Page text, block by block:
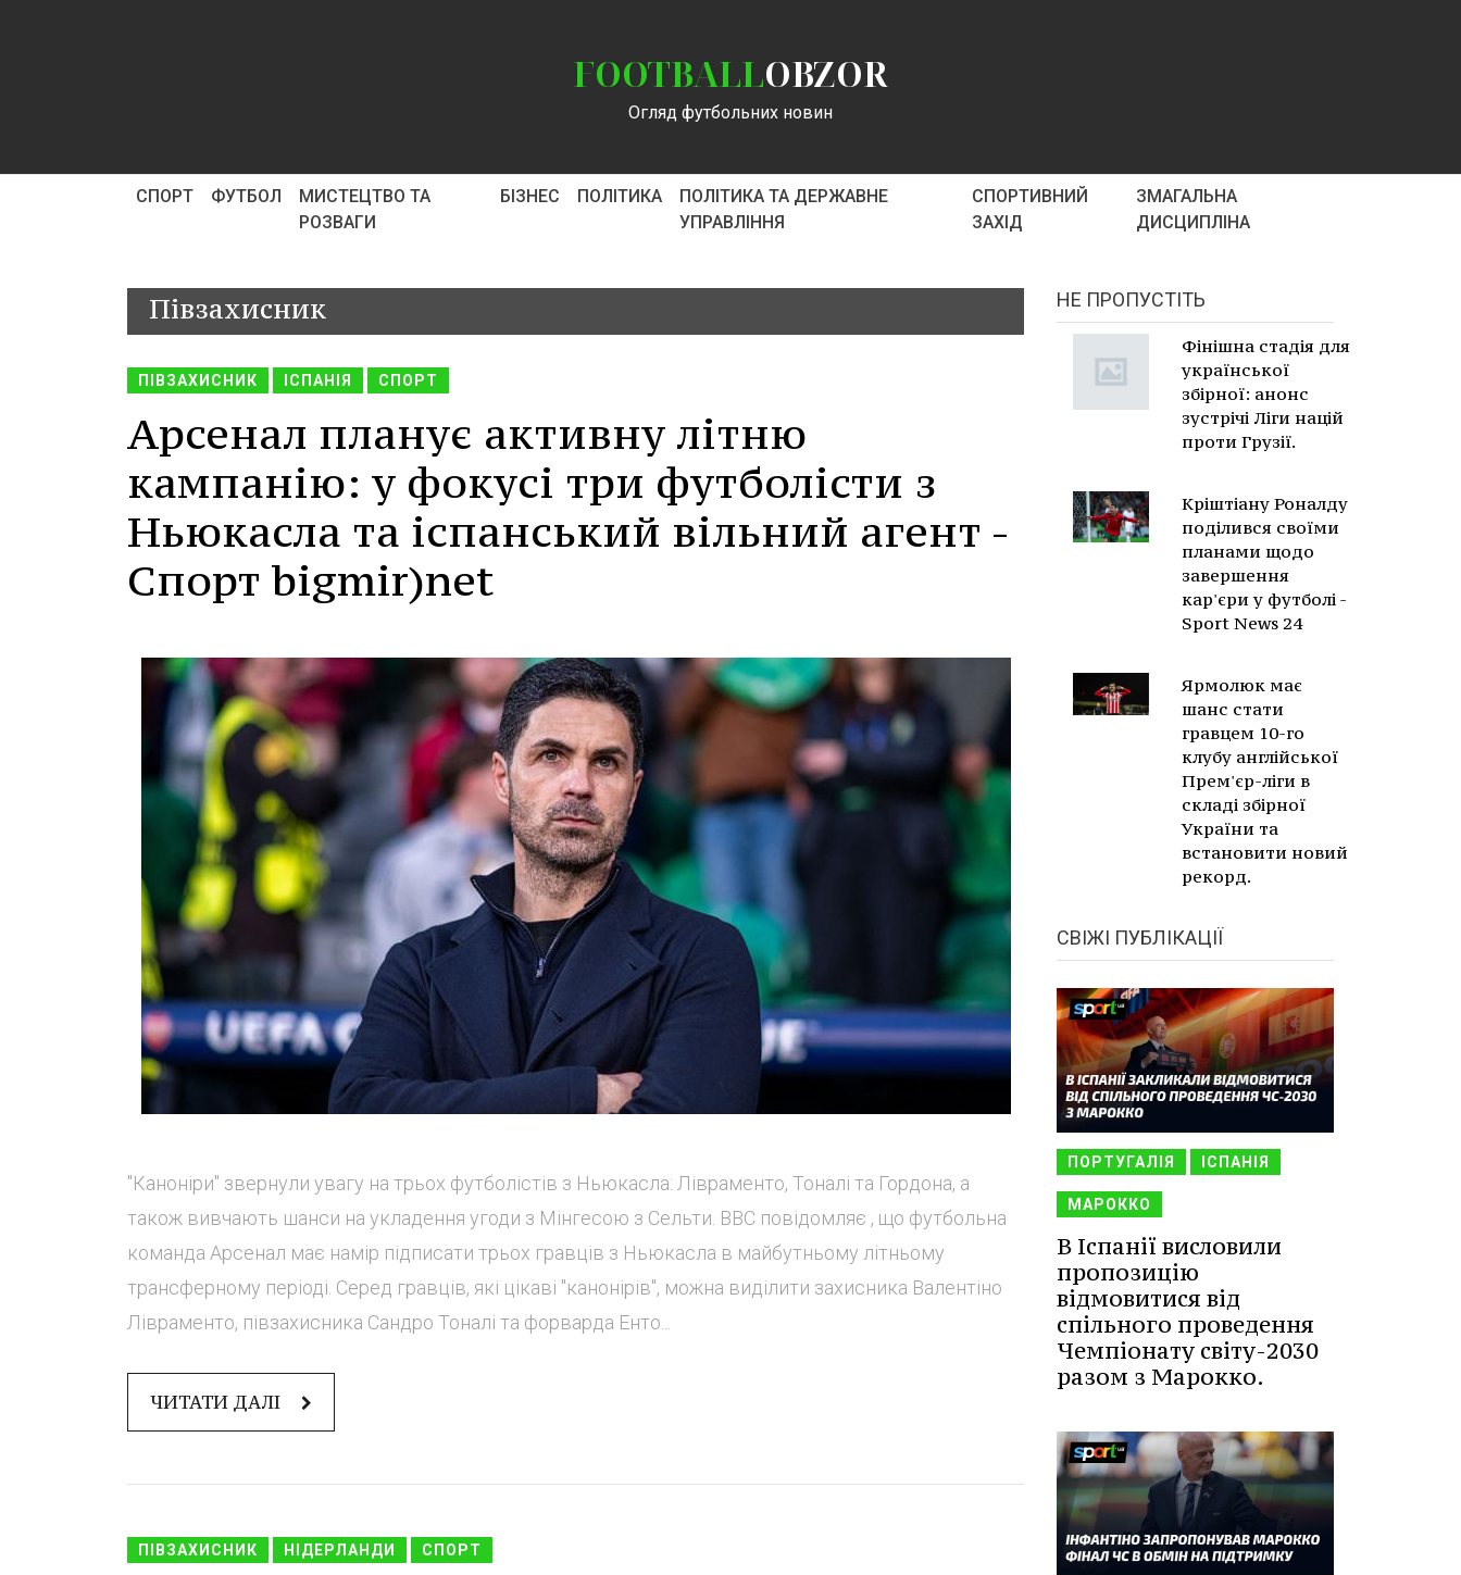
FOOTBALLOBZOR
Огляд футбольних новин
СПОРТ ФУТБОЛ
МИСТЕЦТВО ТА
РОЗВАГИ
БІЗНЕС ПОЛІТИКА
ПОЛІТИКА ТА ДЕРЖАВНЕ
УПРАВЛІННЯ
СПОРТИВНИЙ
ЗАХІД
ЗМАГАЛЬНА
ДИСЦИПЛІНА
Півзахисник
ПІВЗАХИСНИК ІСПАНІЯ СПОРТ
Арсенал планує активну літню
кампанію: у фокусі три футболісти з
Ньюкасла та іспанський вільний агент -
Спорт bigmir)net
"Каноніри" звернули увагу на трьох футболістів з Ньюкасла: Лівраменто, Тоналі та Гордона, а
також вивчають шанси на укладення угоди з Мінгесою з Сельти. BBC повідомляє , що футбольна
команда Арсенал має намір підписати трьох гравців з Ньюкасла в майбутньому літньому
трансферному періоді. Серед гравців, які цікаві "канонірів", можна виділити захисника Валентіно
Лівраменто, півзахисника Сандро Тоналі та форварда Енто...
ЧИТАТИ ДАЛІ
ПІВЗАХИСНИК НІДЕРЛАНДИ СПОРТ
НЕ ПРОПУСТІТЬ
Фінішна стадія для
української
збірної: анонс
зустрічі Ліги націй
проти Грузії.
Кріштіану Роналду
поділився своїми
планами щодо
завершення
кар'єри у футболі -
Sport News 24
Ярмолюк має
шанс стати
гравцем 10-го
клубу англійської
Прем'єр-ліги в
складі збірної
України та
встановити новий
рекорд.
СВІЖІ ПУБЛІКАЦІЇ
ПОРТУГАЛІЯ ІСПАНІЯ
МАРОККО
В Іспанії висловили
пропозицію
відмовитися від
спільного проведення
Чемпіонату світу-2030
разом з Марокко.